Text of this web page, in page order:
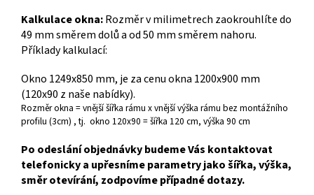
Kalkulace okna:Rozměr v milimetrech zaokrouhlíte do
49 mm směrem dolů a od 50 mm směrem nahoru.
Příklady kalkulací:
Okno 1249x850 mm, je za cenu okna 1200x900 mm
(120x90 z naše nabídky).
Rozměr okna = vnější šířka rámu x vnější výška rámu bez montážního
profilu (3cm) , tj. okno 120x90 = šířka 120 cm, výška 90 cm
Po odeslání objednávky budeme Vás kontaktovat
telefonicky a upřesníme parametry jako šířka, výška,
směr otevírání, zodpovíme případné dotazy.